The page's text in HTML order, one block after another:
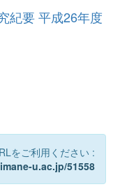
紀要 平成26年度
をご利用ください :
u.ac.jp/51558